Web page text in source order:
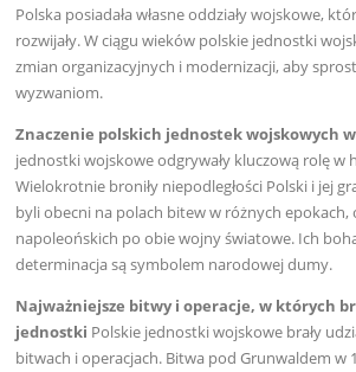
Polska posiadała własne oddziały wojskowe,
rozwijały. W ciągu wieków polskie jednostki
zmian organizacyjnych i modernizacji, aby
wyzwaniom.
Znaczenie polskich jednostek wojskowych
jednostki wojskowe odgrywały kluczową rolę w
Wielokrotnie broniły niepodległości Polski i jej
byli obecni na polach bitew w różnych epokach,
napoleońskich po obie wojny światowe. Ich
determinacja są symbolem narodowej dumy.
Najważniejsze bitwy i operacje, w których
jednostki Polskie jednostki wojskowe brały
bitwach i operacjach. Bitwa pod Grunwaldem w